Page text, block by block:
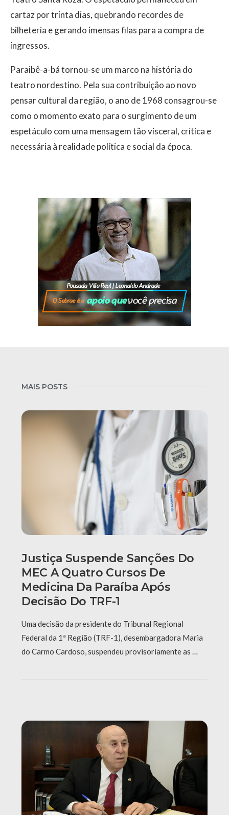
cartaz por trinta dias, quebrando recordes de
bilheteria e gerando imensas filas para a compra de
ingressos.
Paraibê-a-bá tornou-se um marco na história do
teatro nordestino. Pela sua contribuição ao novo
pensar cultural da região, o ano de 1968 consagrou-se
como o momento exato para o surgimento de um
espetáculo com uma mensagem tão visceral, crítica e
necessária à realidade política e social da época.
MAIS POSTS
Justiça Suspende Sanções Do
MEC A Quatro Cursos De
Medicina Da Paraíba Após
Decisão Do TRF-1
Uma decisão da presidente do Tribunal Regional
Federal da 1ª Região (TRF-1), desembargadora Maria
do Carmo Cardoso, suspendeu provisoriamente as …